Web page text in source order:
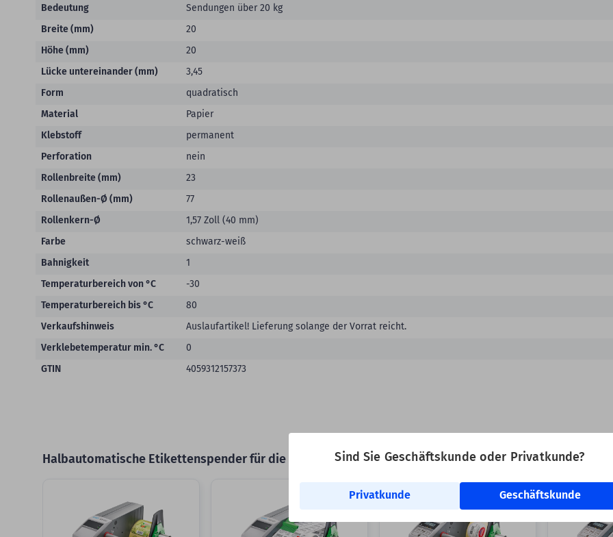
Sind Sie Geschäftskunde oder Privatkunde?
Privatkunde Geschäftskunde
Bedeutung
Sendungen über 20 kg
Breite (mm)
20
Höhe (mm)
20
Lücke untereinander (mm)
3,45
Form
quadratisch
Material
Papier
Klebstoff
permanent
Perforation
nein
Rollenbreite (mm)
23
Rollenaußen-Ø (mm)
77
Rollenkern-Ø
1,57 Zoll (40 mm)
Farbe
schwarz-weiß
Bahnigkeit
1
Temperaturbereich von °C
-30
Temperaturbereich bis °C
80
Verkaufshinweis
Auslaufartikel! Lieferung solange der Vorrat reicht.
Verklebetemperatur min. °C
0
GTIN
4059312157373
Halbautomatische Etikettenspender für die schnelle & einfache Verarbeitung Ihrer Etiketten: